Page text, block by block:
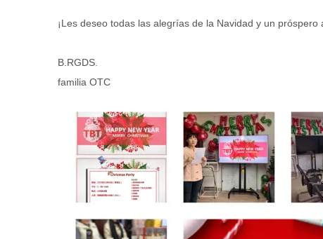
¡Les deseo todas las alegrías de la Navidad y un
B.RGDS.
familia OTC